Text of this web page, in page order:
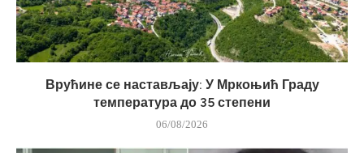
Врућине се настављају: У Мркоњић Граду
температура до 35 степени
06/08/2026